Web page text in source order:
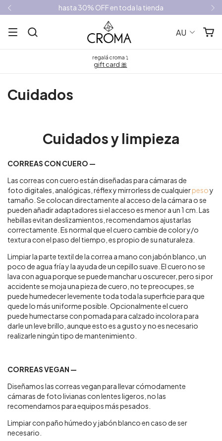
hasta 30% OFF en toda la tienda
AU
regalá croma ⤵
gift card 🎀
Cuidados
Cuidados y limpieza
CORREAS CON CUERO —
Las correas con cuero están diseñadas para cámaras de
foto digitales, analógicas, réflex y mirrorless de cualquierpesoy
tamaño. Se colocan directamente al acceso de la cámara o se
pueden añadir adaptadores si el acceso es menor a un 1 cm. Las
hebillas evitan deslizamientos, recomendamos ajustarlas
correctamente. Es normal que el cuero cambie de color y/o
textura con el paso del tiempo, es propio de su naturaleza.
Limpiar la parte textil de la correa a mano con jabón blanco, un
poco de agua fría y la ayuda de un cepillo suave. El cuero no se
lava con agua porque se puede manchar u oscurecer, pero si por
accidente se moja una pieza de cuero, no te preocupes, se
puede humedecer levemente toda toda la superficie para que
quede lo más uniforme posible. Opcionalmente el cuero
puede humectarse con pomada para calzado incolora para
darle un leve brillo, aunque esto es a gusto y no es necesario
realizarle ningún tipo de mantenimiento.
CORREAS VEGAN —
Diseñamos las correas vegan para llevar cómodamente
cámaras de foto livianas con lentes ligeros, no las
recomendamos para equipos más pesados.
Limpiar con paño húmedo y jabón blanco en caso de ser
necesario.